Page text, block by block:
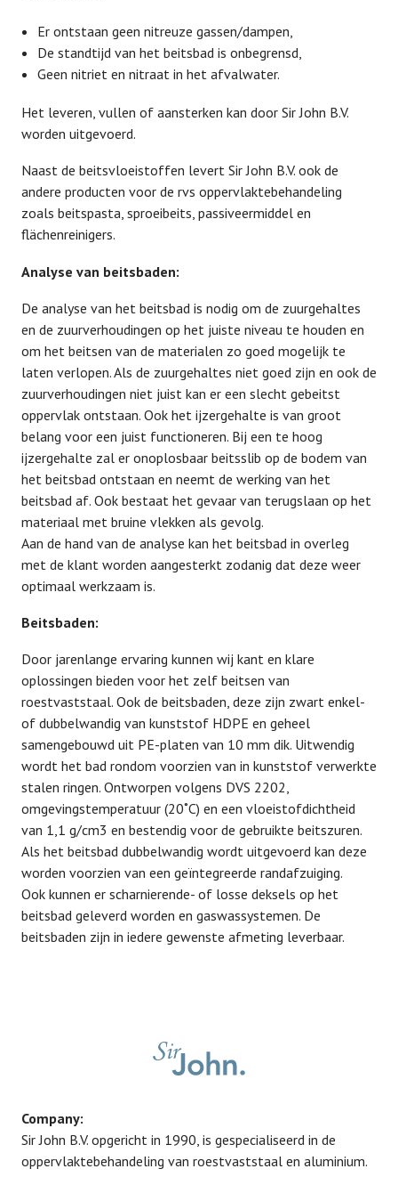
Er ontstaan geen nitreuze gassen/dampen,
De standtijd van het beitsbad is onbegrensd,
Geen nitriet en nitraat in het afvalwater.
Het leveren, vullen of aansterken kan door Sir John B.V.
worden uitgevoerd.
Naast de beitsvloeistoffen levert Sir John B.V. ook de
andere producten voor de rvs oppervlaktebehandeling
zoals beitspasta, sproeibeits, passiveermiddel en
flächenreinigers.
Analyse van beitsbaden:
De analyse van het beitsbad is nodig om de zuurgehaltes
en de zuurverhoudingen op het juiste niveau te houden en
om het beitsen van de materialen zo goed mogelijk te
laten verlopen. Als de zuurgehaltes niet goed zijn en ook de
zuurverhoudingen niet juist kan er een slecht gebeitst
oppervlak ontstaan. Ook het ijzergehalte is van groot
belang voor een juist functioneren. Bij een te hoog
ijzergehalte zal er onoplosbaar beitsslib op de bodem van
het beitsbad ontstaan en neemt de werking van het
beitsbad af. Ook bestaat het gevaar van terugslaan op het
materiaal met bruine vlekken als gevolg.
Aan de hand van de analyse kan het beitsbad in overleg
met de klant worden aangesterkt zodanig dat deze weer
optimaal werkzaam is.
Beitsbaden:
Door jarenlange ervaring kunnen wij kant en klare
oplossingen bieden voor het zelf beitsen van
roestvaststaal. Ook de beitsbaden, deze zijn zwart enkel-
of dubbelwandig van kunststof HDPE en geheel
samengebouwd uit PE-platen van 10 mm dik. Uitwendig
wordt het bad rondom voorzien van in kunststof verwerkte
stalen ringen. Ontworpen volgens DVS 2202,
omgevingstemperatuur (20˚C) en een vloeistofdichtheid
van 1,1 g/cm3 en bestendig voor de gebruikte beitszuren.
Als het beitsbad dubbelwandig wordt uitgevoerd kan deze
worden voorzien van een geïntegreerde randafzuiging.
Ook kunnen er scharnierende- of losse deksels op het
beitsbad geleverd worden en gaswassystemen. De
beitsbaden zijn in iedere gewenste afmeting leverbaar.
Company:
Sir John B.V. opgericht in 1990, is gespecialiseerd in de
oppervlaktebehandeling van roestvaststaal en aluminium.